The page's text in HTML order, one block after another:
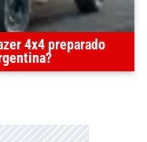
4x4 preparado